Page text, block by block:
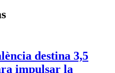
destina 3,5
impulsar la